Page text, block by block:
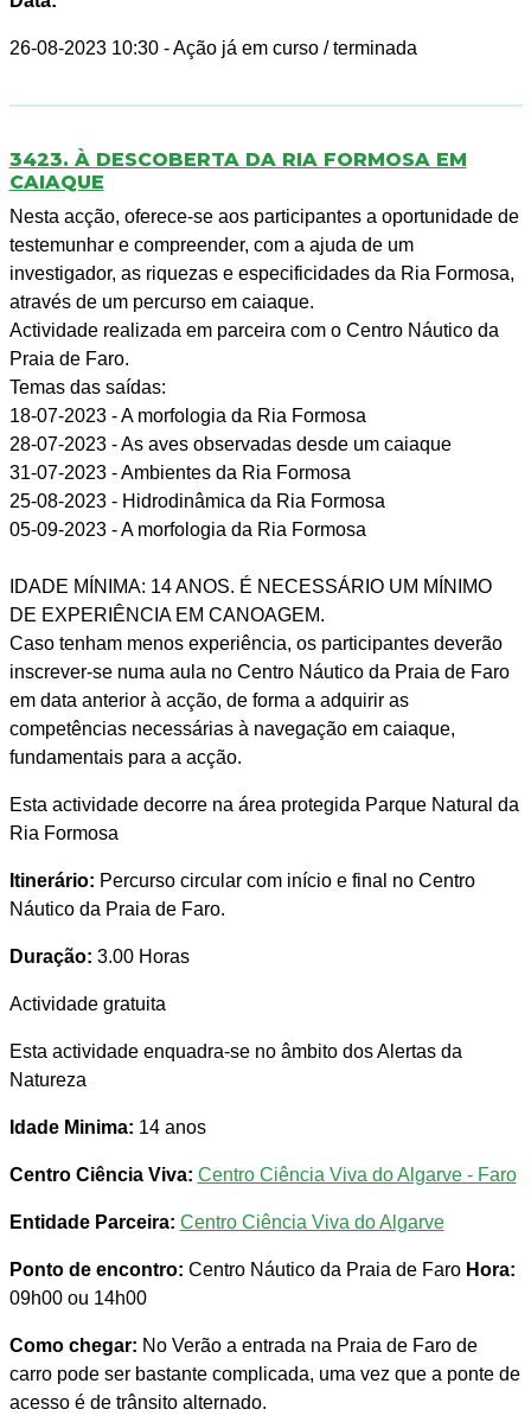
26-08-2023 10:30 - Ação já em curso / terminada
3423. À DESCOBERTA DA RIA FORMOSA EM
CAIAQUE
Nesta acção, oferece-se aos participantes a oportunidade de
testemunhar e compreender, com a ajuda de um
investigador, as riquezas e especificidades da Ria Formosa,
através de um percurso em caiaque.
Actividade realizada em parceira com o Centro Náutico da
Praia de Faro.
Temas das saídas:
18-07-2023 - A morfologia da Ria Formosa
28-07-2023 - As aves observadas desde um caiaque
31-07-2023 - Ambientes da Ria Formosa
25-08-2023 - Hidrodinâmica da Ria Formosa
05-09-2023 - A morfologia da Ria Formosa
IDADE MÍNIMA: 14 ANOS. É NECESSÁRIO UM MÍNIMO
DE EXPERIÊNCIA EM CANOAGEM.
Caso tenham menos experiência, os participantes deverão
inscrever-se numa aula no Centro Náutico da Praia de Faro
em data anterior à acção, de forma a adquirir as
competências necessárias à navegação em caiaque,
fundamentais para a acção.
Esta actividade decorre na área protegida Parque Natural da
Ria Formosa
Itinerário: Percurso circular com início e final no Centro
Náutico da Praia de Faro.
Duração: 3.00 Horas
Actividade gratuita
Esta actividade enquadra-se no âmbito dos Alertas da
Natureza
Idade Minima: 14 anos
Centro Ciência Viva: Centro Ciência Viva do Algarve - Faro
Entidade Parceira: Centro Ciência Viva do Algarve
Ponto de encontro: Centro Náutico da Praia de Faro Hora:
09h00 ou 14h00
Como chegar: No Verão a entrada na Praia de Faro de
carro pode ser bastante complicada, uma vez que a ponte de
acesso é de trânsito alternado.